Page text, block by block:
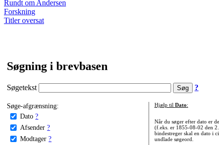
Rundt om Andersen
Forskning
Titler oversat
Søgning i brevbasen
Søgetekst ?
Søge-afgrænsning:
Dato ?
Afsender ?
Modtager ?
Hjælp til Dato:
Når du søger efter dato er
(f.eks. er 1855-08-02 den
bindestreger skal en dato i
undlade søgeord.